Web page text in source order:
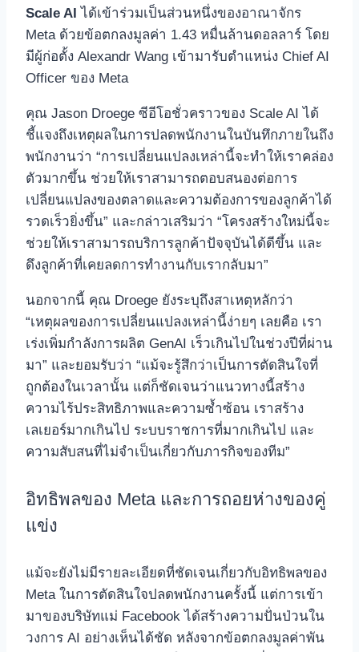
Scale AI ได้เข้าร่วมเป็นส่วนหนึ่งของอาณาจักร
Meta ด้วยข้อตกลงมูลค่า 1.43 หมื่นล้านดอลลาร์ โดย
มีผู้ก่อตั้ง Alexandr Wang เข้ามารับตำแหน่ง Chief AI
Officer ของ Meta
คุณ Jason Droege ซีอีโอชั่วคราวของ Scale AI ได้
ชี้แจงถึงเหตุผลในการปลดพนักงานในบันทึกภายในถึง
พนักงานว่า “การเปลี่ยนแปลงเหล่านี้จะทำให้เราคล่อง
ตัวมากขึ้น ช่วยให้เราสามารถตอบสนองต่อการ
เปลี่ยนแปลงของตลาดและความต้องการของลูกค้าได้
รวดเร็วยิ่งขึ้น” และกล่าวเสริมว่า “โครงสร้างใหม่นี้จะ
ช่วยให้เราสามารถบริการลูกค้าปัจจุบันได้ดีขึ้น และ
ดึงลูกค้าที่เคยลดการทำงานกับเรากลับมา”
นอกจากนี้ คุณ Droege ยังระบุถึงสาเหตุหลักว่า
“เหตุผลของการเปลี่ยนแปลงเหล่านี้ง่ายๆ เลยคือ เรา
เร่งเพิ่มกำลังการผลิต GenAI เร็วเกินไปในช่วงปีที่ผ่าน
มา” และยอมรับว่า “แม้จะรู้สึกว่าเป็นการตัดสินใจที่
ถูกต้องในเวลานั้น แต่ก็ชัดเจนว่าแนวทางนี้สร้าง
ความไร้ประสิทธิภาพและความซ้ำซ้อน เราสร้าง
เลเยอร์มากเกินไป ระบบราชการที่มากเกินไป และ
ความสับสนที่ไม่จำเป็นเกี่ยวกับภารกิจของทีม”
อิทธิพลของ Meta และการถอยห่างของคู่
แข่ง
แม้จะยังไม่มีรายละเอียดที่ชัดเจนเกี่ยวกับอิทธิพลของ
Meta ในการตัดสินใจปลดพนักงานครั้งนี้ แต่การเข้า
มาของบริษัทแม่ Facebook ได้สร้างความปั่นป่วนใน
วงการ AI อย่างเห็นได้ชัด หลังจากข้อตกลงมูลค่าพัน